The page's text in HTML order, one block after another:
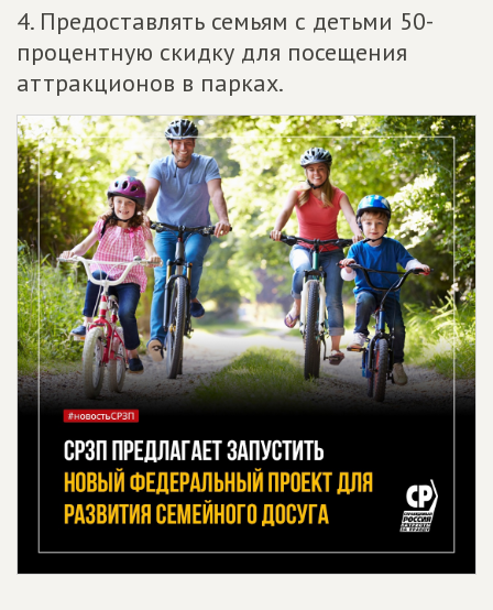
4. Предоставлять семьям с детьми 50-
процентную скидку для посещения
аттракционов в парках.